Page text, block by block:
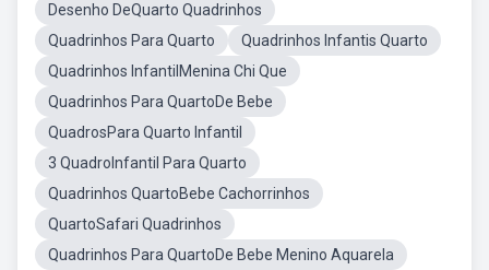
Desenho DeQuarto Quadrinhos
Quadrinhos Para Quarto
Quadrinhos Infantis Quarto
Quadrinhos InfantilMenina Chi Que
Quadrinhos Para QuartoDe Bebe
QuadrosPara Quarto Infantil
3 QuadroInfantil Para Quarto
Quadrinhos QuartoBebe Cachorrinhos
QuartoSafari Quadrinhos
Quadrinhos Para QuartoDe Bebe Menino Aquarela